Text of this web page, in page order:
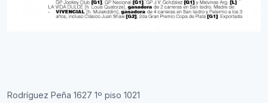
Rodríguez Peña 1627 1º piso 1021